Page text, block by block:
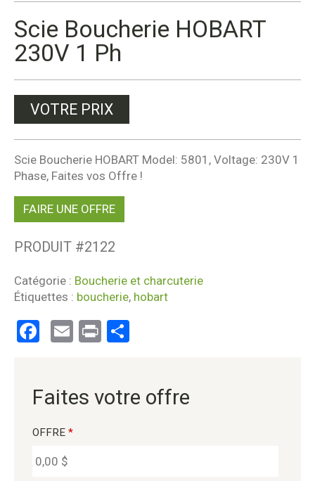
Scie Boucherie HOBART
230V 1 Ph
VOTRE PRIX
Scie Boucherie HOBART Model: 5801, Voltage: 230V 1
Phase, Faites vos Offre !
FAIRE UNE OFFRE
PRODUIT #2122
Catégorie : Boucherie et charcuterie
Étiquettes : boucherie, hobart
Facebook
Email
Print
Faites votre offre
OFFRE *